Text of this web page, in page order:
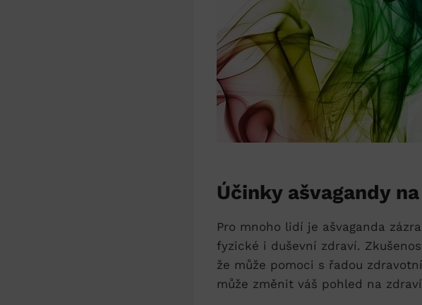
Účinky ašvagandy
Pro mnoho ⁤lidí je ašvaganda⁤
fyzické i⁤ duševní ⁣zdraví.
⁤že může pomoci s řadou
může změnit váš ⁤pohled⁣ na